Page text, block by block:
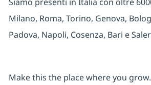
Milano, Roma, Torino, Genova,
Padova, Napoli, Cosenza, Bari e
Make this the place where you grow.